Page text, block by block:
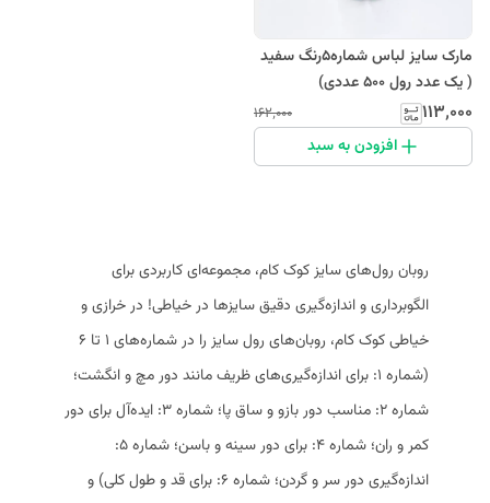
مارک سایز لباس شماره5رنگ سفید
( یک عدد رول 500 عددی)
۱۱۳٬۰۰۰ ۱۶۲٬۰۰۰
افزودن به سبد
روبان رول‌های سایز کوک کام، مجموعه‌ای کاربردی برای
الگوبرداری و اندازه‌گیری دقیق سایزها در خیاطی! در خرازی و
خیاطی کوک کام، روبان‌های رول سایز را در شماره‌های ۱ تا ۶
(شماره ۱: برای اندازه‌گیری‌های ظریف مانند دور مچ و انگشت؛
شماره ۲: مناسب دور بازو و ساق پا؛ شماره ۳: ایده‌آل برای دور
کمر و ران؛ شماره ۴: برای دور سینه و باسن؛ شماره ۵:
اندازه‌گیری دور سر و گردن؛ شماره ۶: برای قد و طول کلی) و